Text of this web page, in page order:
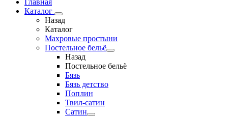
Главная
Каталог
Назад
Каталог
Махровые простыни
Постельное бельё
Назад
Постельное бельё
Бязь
Бязь детство
Поплин
Твил-сатин
Сатин